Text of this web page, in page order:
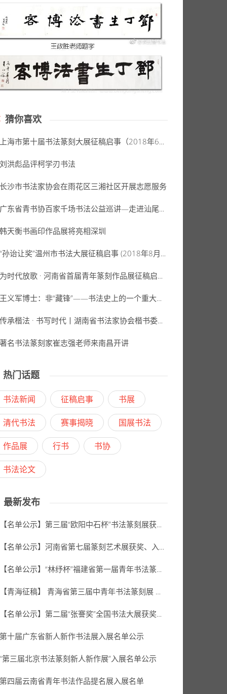
猜你喜欢
上海市第十届书法篆刻大展征稿启事（2018年6月29日截稿）
刘洪彪品评柯学刃书法
长沙市书法家协会在雨花区三湘社区开展志愿服务
广东省青书协百家千场书法公益巡讲—走进汕尾（主讲人:温锦照）
韩天衡书画印作品展将亮相深圳
“孙诒让奖”温州市书法大展征稿启事 (2018年8月30日截稿)
为时代放歌 · 河南省首届青年篆刻作品展征稿启事（2018年7月20日截稿）
王义军博士：非“藏锋”——书法史上的一个重大误会
传承楷法 · 书写时代丨湖南省书法家协会楷书委员会第一次全体会议召开
著名书法篆刻家崔志强老师来南昌开讲
热门话题
书法新闻 征稿启事 书展
清代书法 赛事揭晓 国展书法
作品展 行书 书协
书法论文
最新发布
【名单公示】第三届“欧阳中石杯”书法篆刻展获奖、入展名单
【名单公示】河南省第七届篆刻艺术展获奖、入展、入选名单公示
【名单公示】“林纾杯”福建省第一届青年书法篆刻作品展获奖、入展、入围名单
【青海征稿】 青海省第三届中青年书法篆刻展 （2026年8月31日截稿）
【名单公示】第二届“张謇奖”全国书法大展获奖、入展名单
第十届广东省新人新作书法展入展名单公示
“第三届北京书法篆刻新人新作展”入展名单公示
第四届云南省青年书法作品提名展入展名单